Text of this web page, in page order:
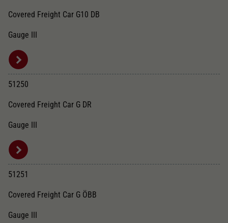
Covered Freight Car G10 DB
Gauge III
51250
Covered Freight Car G DR
Gauge III
51251
Covered Freight Car G ÖBB
Gauge III